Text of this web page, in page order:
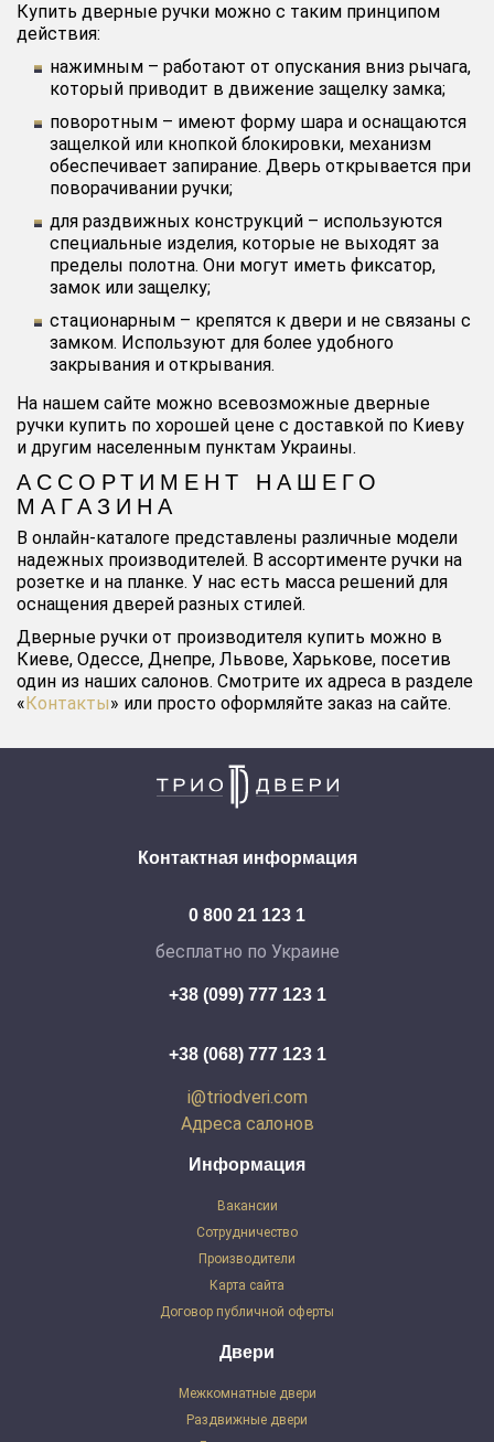
Купить дверные ручки можно с таким принципом
действия:
нажимным – работают от опускания вниз рычага,
который приводит в движение защелку замка;
поворотным – имеют форму шара и оснащаются
защелкой или кнопкой блокировки, механизм
обеспечивает запирание. Дверь открывается при
поворачивании ручки;
для раздвижных конструкций – используются
специальные изделия, которые не выходят за
пределы полотна. Они могут иметь фиксатор,
замок или защелку;
стационарным – крепятся к двери и не связаны с
замком. Используют для более удобного
закрывания и открывания.
На нашем сайте можно всевозможные дверные
ручки купить по хорошей цене с доставкой по Киеву
и другим населенным пунктам Украины.
АССОРТИМЕНТ НАШЕГО
МАГАЗИНА
В онлайн-каталоге представлены различные модели
надежных производителей. В ассортименте ручки на
розетке и на планке. У нас есть масса решений для
оснащения дверей разных стилей.
Дверные ручки от производителя купить можно в
Киеве, Одессе, Днепре, Львове, Харькове, посетив
один из наших салонов. Смотрите их адреса в разделе
«Контакты» или просто оформляйте заказ на сайте.
Информация
Вакансии
Сотрудничество
Производители
Карта сайта
Договор публичной оферты
Двери
Межкомнатные двери
Раздвижные двери
Контактная информация
0 800 21 123 1
бесплатно по Украине
+38 (099) 777 123 1
+38 (068) 777 123 1
i@triodveri.com
Адреса салонов